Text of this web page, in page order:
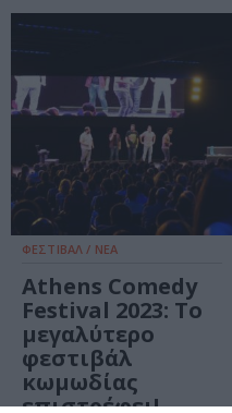
ΦΕΣΤΙΒΑΛ / ΝΕΑ
Athens Comedy
Festival 2023: To
μεγαλύτερο
φεστιβάλ
κωμωδίας
επιστρέφει!